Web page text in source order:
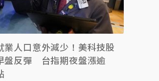
業人口意外減少！美科技股
盤反彈 台指期夜盤漲逾